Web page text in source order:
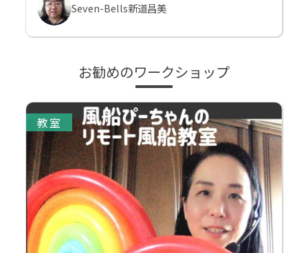
Seven-Bells新道昌美
お勧めのワークショップ
教室